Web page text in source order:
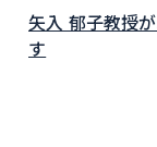
矢入 郁子教授
す